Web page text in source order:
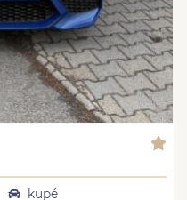
kupé